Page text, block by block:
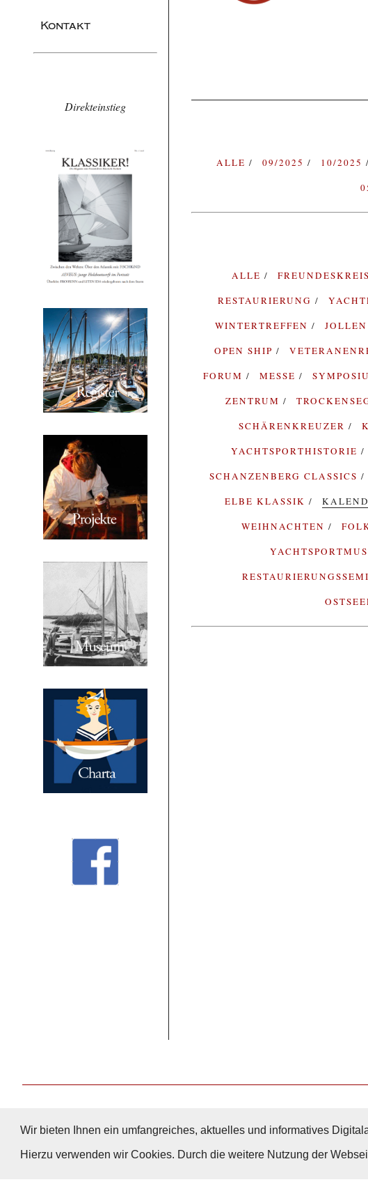
Wir bieten Ihnen ein umfangreiches, aktuelles und informatives
Hierzu verwenden wir Cookies. Durch die weitere Nutzung der
Kontakt
Direkteinstieg
ALLE 09/2025 10/2025
ALLE
RESTAURIERUNG
WINTERTREFFEN
JOLLEN
OPEN SHIP
FORUM
MESSE
ZENTRUM
SCHÄRENKREUZER
YACHTSPORTHISTORIE
SCHANZENBERG CLASSICS
ELBE KLASSIK
WEIHNACHTEN